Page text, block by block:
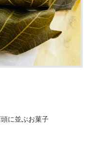
に並ぶお菓子